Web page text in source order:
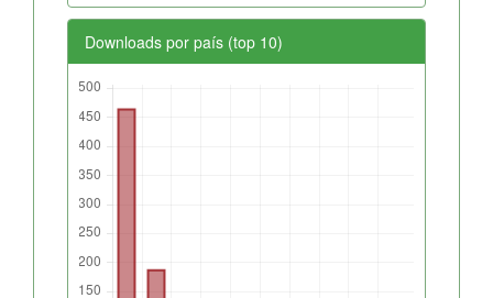
Downloads por país (top 10)